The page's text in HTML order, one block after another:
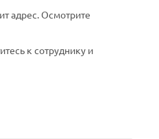
адрес. Осмотрите
к сотруднику и